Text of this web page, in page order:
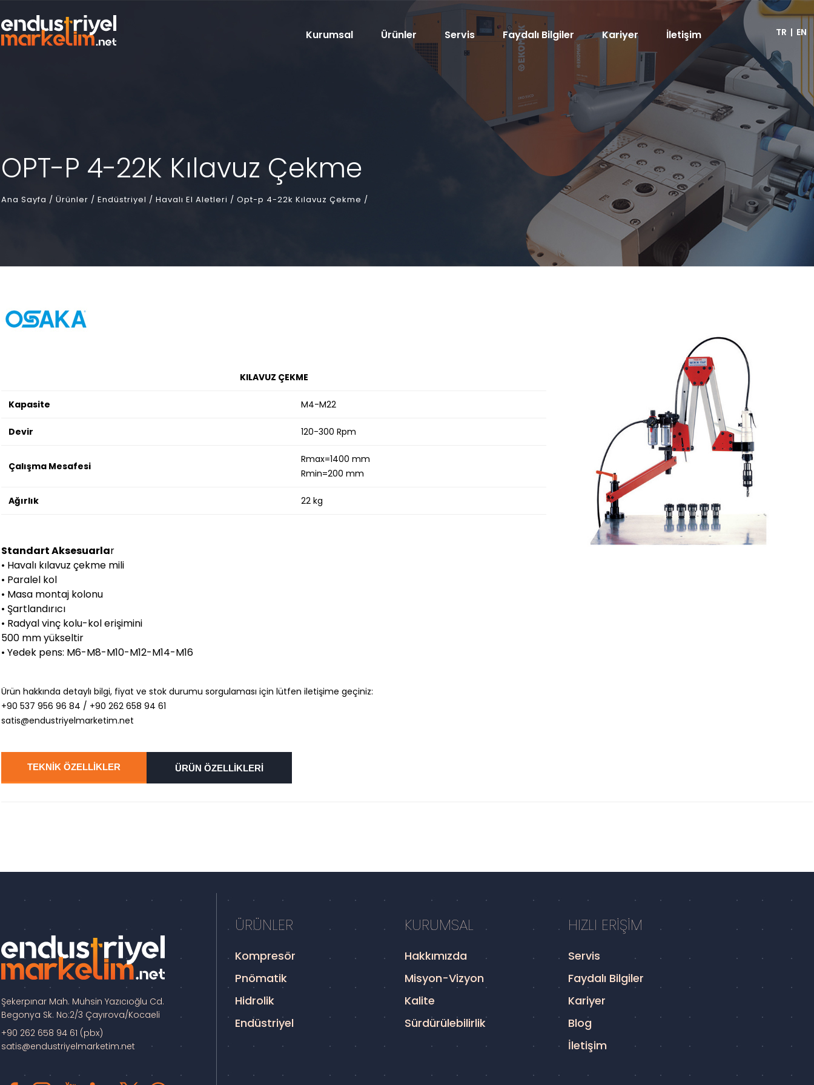
Kurumsal Ürünler Servis Faydalı Bilgiler Kariyer İletişim TR | EN
OPT-P 4-22K Kılavuz Çekme
Ana Sayfa / Ürünler / Endüstriyel / Havalı El Aletleri / Opt-p 4-22k Kılavuz Çekme /
KILAVUZ ÇEKME
Kapasite M4-M22
Devir 120-300 Rpm
Çalışma Mesafesi
Rmax=1400 mm
Rmin=200 mm
Ağırlık 22 kg
Standart Aksesuarlar
• Havalı kılavuz çekme mili
• Paralel kol
• Masa montaj kolonu
• Şartlandırıcı
• Radyal vinç kolu-kol erişimini
500 mm yükseltir
• Yedek pens: M6-M8-M10-M12-M14-M16
Ürün hakkında detaylı bilgi, fiyat ve stok durumu sorgulaması için lütfen iletişime geçiniz:
+90 537 956 96 84 / +90 262 658 94 61
satis@endustriyelmarketim.net
TEKNİK ÖZELLİKLER ÜRÜN ÖZELLİKLERİ
Şekerpınar Mah. Muhsin Yazıcıoğlu Cd.
Begonya Sk. No:2/3 Çayırova/Kocaeli
+90 262 658 94 61 (pbx)
satis@endustriyelmarketim.net
ÜRÜNLER
Kompresör
Pnömatik
Hidrolik
Endüstriyel
KURUMSAL
Hakkımızda
Misyon-Vizyon
Kalite
Sürdürülebilirlik
HIZLI ERİŞİM
Servis
Faydalı Bilgiler
Kariyer
Blog
İletişim